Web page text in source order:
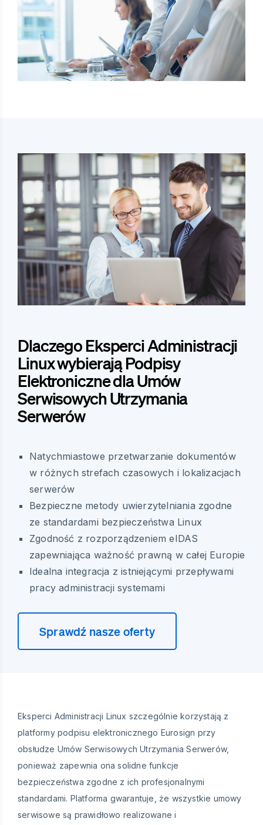
Dlaczego Eksperci Administracji
Linux wybierają Podpisy
Elektroniczne dla Umów
Serwisowych Utrzymania
Serwerów
Natychmiastowe przetwarzanie dokumentów
w różnych strefach czasowych i lokalizacjach
serwerów
Bezpieczne metody uwierzytelniania zgodne
ze standardami bezpieczeństwa Linux
Zgodność z rozporządzeniem eIDAS
zapewniająca ważność prawną w całej Europie
Idealna integracja z istniejącymi przepływami
pracy administracji systemami
Sprawdź nasze oferty
Eksperci Administracji Linux szczególnie korzystają z
platformy podpisu elektronicznego Eurosign przy
obsłudze Umów Serwisowych Utrzymania Serwerów,
ponieważ zapewnia ona solidne funkcje
bezpieczeństwa zgodne z ich profesjonalnymi
standardami. Platforma gwarantuje, że wszystkie umowy
serwisowe są prawidłowo realizowane i